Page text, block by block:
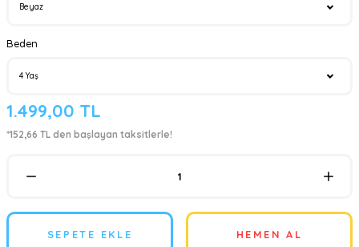
Beden
1.499,00 TL
*152,66 TL den başlayan taksitlerle!
SEPETE EKLE HEMEN AL